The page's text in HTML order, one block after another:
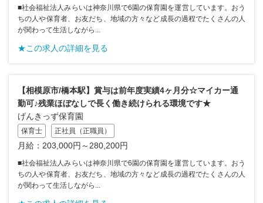
■社会福祉法人みらいは神奈川県で6園の保育園を運営しています。おう
ちの人や保育者、お友だち、地域の方々など成長の過程でたくさんの人
が関わって生活しながら...
★この求人の詳細を見る
【相模原市/橋本駅】賞与は前年度実績4ヶ月分☆マイカー通
勤可♪残業ほぼなしで長く働き続けられる環境です★
げんきっず保育園
保育士 正社員（正職員）
月給：203,000円～280,200円
■社会福祉法人みらいは神奈川県で6園の保育園を運営しています。おう
ちの人や保育者、お友だち、地域の方々など成長の過程でたくさんの人
が関わって生活しながら...